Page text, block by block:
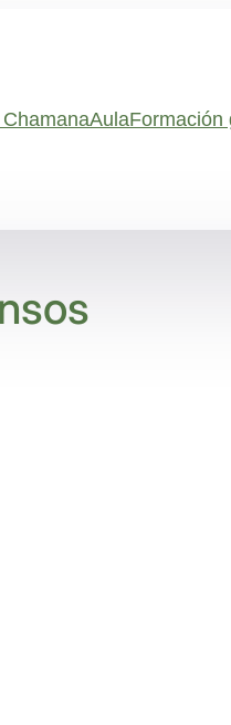
AulaFormación